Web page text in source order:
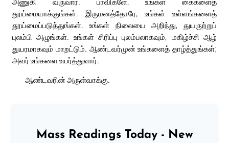
தூய்மையாக்குங்கள். இருமனத்தோரே, உங்கள் உள்ளங்களைத்
தூய்மைப்படுத்துங்கள். உங்கள் நிலையை அறிந்து, துயருற்றுப்
புலம்பி அழுங்கள். உங்கள் சிரிப்பு புலம்பலாகவும், மகிழ்ச்சி ஆழ்
துயரமாகவும் மாறட்டும். ஆண்டவர்முன் உங்களைத் தாழ்த்துங்கள்;
அவர் உங்களை உயர்த்துவார்.
ஆண்டவரின் அருள்வாக்கு.
Mass Readings Today - New